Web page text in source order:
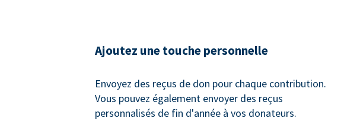
Ajoutez une touche personnelle
Envoyez des reçus de don pour chaque contribution.
Vous pouvez également envoyer des reçus
personnalisés de fin d'année à vos donateurs.